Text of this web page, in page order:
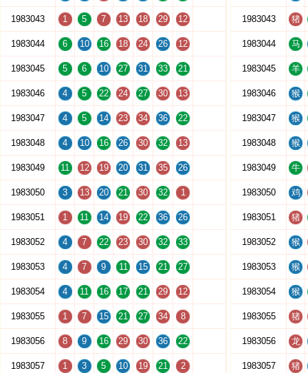
1983043 1 5 7 13 18 29 12
1983044 6 10 16 18 24 26 12
1983045 5 6 10 27 31 33 21
1983046 4 5 22 24 27 30 13
1983047 4 5 14 23 34 36 22
1983048 4 10 16 26 30 32 13
1983049 11 12 19 20 31 35 26
1983050 3 13 20 21 30 32 1
1983051 1 11 14 19 22 36 26
1983052 4 7 22 23 30 32 33
1983053 4 7 9 11 15 21 27
1983054 4 11 16 17 21 29 12
1983055 1 7 15 21 27 34 8
1983056 8 9 16 29 30 36 22
1983057 1 3 5 10 19 21 2
1983043 猪
1983044 马
1983045 羊
1983046 猴
1983047 猴
1983048 猴
1983049 牛
1983050 鸡
1983051 猪
1983052 猴
1983053 猴
1983054 猴
1983055 猪
1983056 龙
1983057 猪